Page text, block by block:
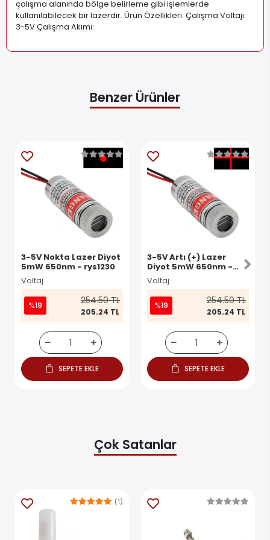
çalışma alanında bölge belirleme gibi işlemlerde
kullanılabilecek bir lazerdir. Ürün Özellikleri: Çalışma Voltajı:
3-5V Çalışma Akımı:.
Benzer Ürünler
3-5V Nokta Lazer Diyot
5mW 650nm - rys1230
Voltaj
%19 254.50 TL
205.24 TL
SEPETE EKLE
3-5V Artı (+) Lazer
Diyot 5mW 650nm -
rys1230
Voltaj
%19 254.50 TL
205.24 TL
SEPETE EKLE
Çok Satanlar
(1)